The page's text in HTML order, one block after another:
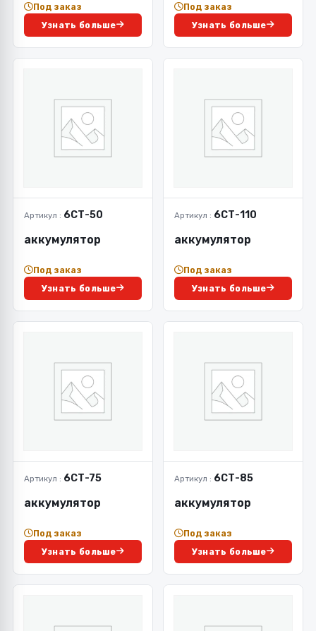
Под заказ
Узнать больше
Под заказ
Узнать больше
Артикул : 6СТ-50
аккумулятор
Под заказ
Узнать больше
Артикул : 6СТ-110
аккумулятор
Под заказ
Узнать больше
Артикул : 6СТ-75
аккумулятор
Под заказ
Узнать больше
Артикул : 6СТ-85
аккумулятор
Под заказ
Узнать больше